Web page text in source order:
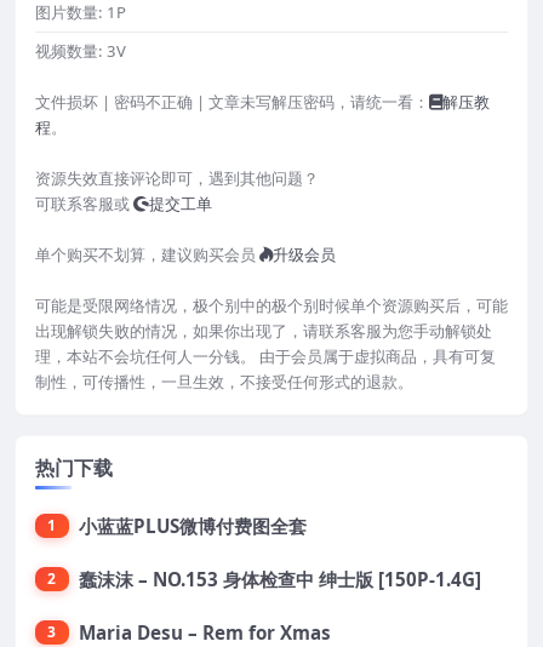
图片数量: 1P
视频数量: 3V
文件损坏 | 密码不正确 | 文章未写解压密码，请统一看：
解压教
程。
资源失效直接评论即可，遇到其他问题？
可联系客服或
提交工单
单个购买不划算，建议购买会员 升级会员
可能是受限网络情况，极个别中的极个别时候单个资源购买后，可能
出现解锁失败的情况，如果你出现了，请联系客服为您手动解锁处
理，本站不会坑任何人一分钱。 由于会员属于虚拟商品，具有可复
制性，可传播性，一旦生效，不接受任何形式的退款。
热门下载
1 小蓝蓝PLUS微博付费图全套
2 蠢沫沫 – NO.153 身体检查中 绅士版 [150P-1.4G]
3 Maria Desu – Rem for Xmas